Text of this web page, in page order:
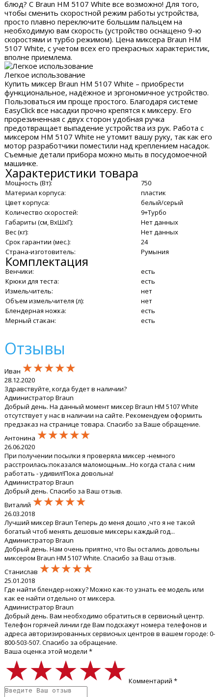
блюд? С Braun HM 5107 White все возможно! Для того,
чтобы сменить скоростной режим работы устройства,
просто плавно переключите большим пальцем на
необходимую вам скорость (устройство оснащено 9-ю
скоростями и турбо режимом). Цена миксера Braun HM
5107 White, с учетом всех его прекрасных характеристик,
вполне приемлема.
Легкое использование
Купить миксер Braun HM 5107 White – приобрести
функциональное, надёжное и эргономичное устройство.
Пользоваться им проще простого. Благодаря системе
EasyClick все насадки прочно крепятся к миксеру. Его
прорезиненная с двух сторон удобная ручка
предотвращает выпадение устройства из рук. Работа с
миксером HM 5107 White не утомит вашу руку, так как его
мотор разработчики поместили над креплением насадок.
Съемные детали прибора можно мыть в посудомоечной
машинке.
Характеристики товара
Мощность (Вт):
750
Материал корпуса:
пластик
Цвет корпуса:
белый/серый
Количество скоростей:
9+Турбо
Габариты (см, ВхШхГ):
Нет данных
Вес (кг):
Нет данных
Срок гарантии (мес.):
24
Страна-изготовитель:
Румыния
Комплектация
Венчики:
есть
Крюки для теста:
есть
Измельчитель:
нет
Объем измельчителя (л):
нет
Блендерная ножка:
есть
Мерный стакан:
есть
Отзывы
Иван ★★★★★
★★★★★
★★★★★
28.12.2020
Здравствуйте, когда будет в наличии?
Администратор Braun
Добрый день. На данный момент миксер Braun HM 5107 White
отсутствует у нас в наличии на сайте. Рекомендуем оформить
предзаказ на странице товара. Спасибо за Ваше обращение.
Антонина ★★★★★
★★★★★
★★★★★
26.06.2020
При получении посылки я проверяла миксер -немного
расстроилась:показался маломощным...Но когда стала с ним
работать - удивил!Пока довольна!
Администратор Braun
Добрый день. Спасибо за Ваш отзыв.
Виталий ★★★★★
★★★★★
★★★★★
26.03.2018
Лучший миксер Braun Теперь до меня дошло ,что я не такой
богатый чтоб менять дешовые миксеры каждый год...
Администратор Braun
Добрый день. Нам очень приятно, что Вы остались довольны
миксером Braun HM 5107 White. Спасибо за Ваш отзыв.
Станислав ★★★★★
★★★★★
★★★★★
25.01.2018
Где найти блендер-ножку? Можно как-то узнать ее модель или
как ее найти отдельно от миксера.
Администратор Braun
Добрый день. Вам необходимо обратиться в сервисный центр.
Телефон горячей линии где Вам подскажут номера телефонов и
адреса авторизированных сервисных центров в вашем городе: 0-
800-503-507. Спасибо за обращение.
Ваша оценка этой модели *
★★★★★
★★★★★
★★★★★ Комментарий *